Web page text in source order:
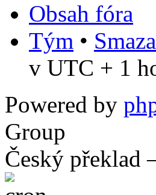
Obsah fóra
Tým •
v UTC + 1
Powered by
Group
Český překlad